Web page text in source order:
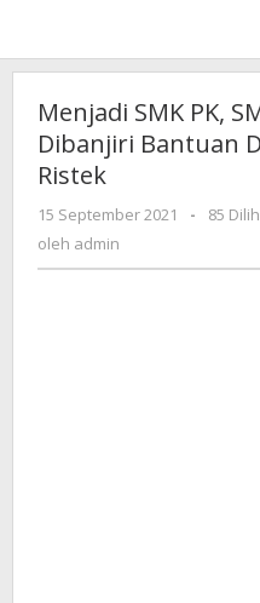
konten
Menjadi SMK PK,
Dibanjiri Bantuan
Ristek
15 September 2021
oleh
-
85
oleh admin